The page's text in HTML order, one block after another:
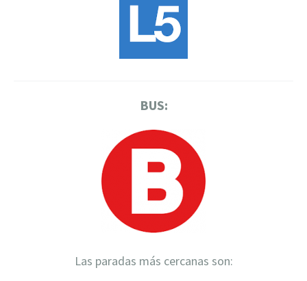
BUS:
Las paradas más cercanas son: